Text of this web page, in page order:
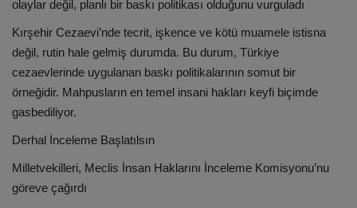
olaylar değil, planlı bir baskı politikası olduğunu vurguladı
Kırşehir Cezaevi’nde tecrit, işkence ve kötü muamele istisna
değil, rutin hale gelmiş durumda. Bu durum, Türkiye
cezaevlerinde uygulanan baskı politikalarının somut bir
örneğidir. Mahpusların en temel insani hakları keyfi biçimde
gasbediliyor.
Derhal İnceleme Başlatılsın
Milletvekilleri, Meclis İnsan Haklarını İnceleme Komisyonu’nu
göreve çağırdı